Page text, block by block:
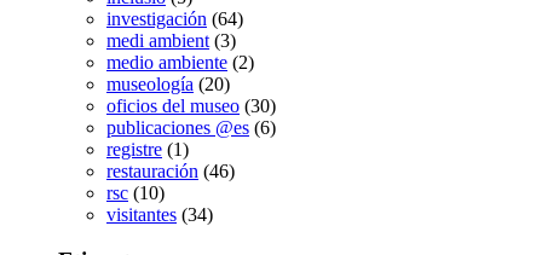
investigación (64)
medi ambient (3)
medio ambiente (2)
museología (20)
oficios del museo (30)
publicaciones @es (6)
registre (1)
restauración (46)
rsc (10)
visitantes (34)